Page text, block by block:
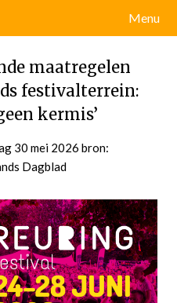
Menu
maatregelen
festivalterrein:
kermis’
30 mei 2026 door
bron:
Dagblad